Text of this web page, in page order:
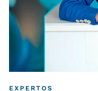
EXPERTOS